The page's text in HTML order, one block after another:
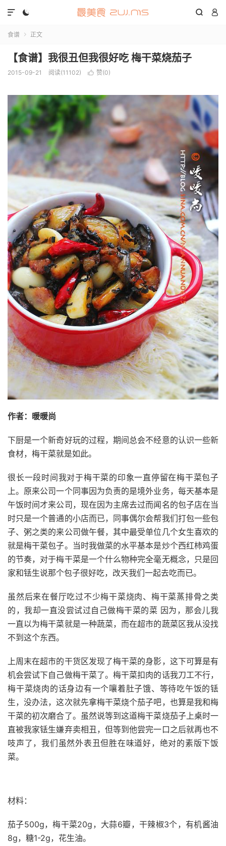
  

食谱  正文
【食谱】我很丑但我很好吃 梅干菜烧茄子
2015-09-21 阅读(11102)  赞(0)
作者：暖暖尚
下厨是一个新奇好玩的过程，期间总会不经意的认识一些新
食材，梅干菜就是如此。
很长一段时间我对于梅干菜的印象一直停留在梅干菜包子
上。原来公司一个同事因为负责的是境外业务，每天基本是
午饭时间才来公司，现在因为主席去过而闻名的包子店在当
时只是一个普通的小店而已，同事偶尔会帮我们打包一些包
子、粥之类的来公司做午餐，其中最受单位几个女生喜欢的
就是梅干菜包子。当时我做菜的水平基本是炒个西红柿鸡蛋
的节奏，对于梅干菜是一个什么物种完全毫无概念，只是回
家和铥生说那个包子很好吃，改天我们一起去吃而已。
虽然后来在餐厅吃过不少梅干菜烧肉、梅干菜蒸排骨之类
的，我却一直没尝试过自己做梅干菜的菜 因为，那会儿我
一直以为梅干菜就是一种蔬菜，而在超市的蔬菜区我从没找
不到这个东西。
上周末在超市的干货区发现了梅干菜的身影，这下可算是有
机会尝试下自己做梅干菜了。梅干菜扣肉的话我刀工不行，
梅干菜烧肉的话身边有一个嚷着肚子饿、等待吃午饭的铥
生，没办法，这次就先拿梅干菜烧个茄子吧，也算是我和梅
干菜的初次磨合了。虽然说等到这道梅干菜烧茄子上桌时一
直被我家铥生嫌弃卖相丑，但等到他尝完一口之后就再也不
吱声了，我们虽然外表丑但胜在味道好，绝对的素版下饭
菜。
材料：
茄子500g，梅干菜20g，大蒜6瓣，干辣椒3个，有机酱油
8g，糖1-2g，花生油。